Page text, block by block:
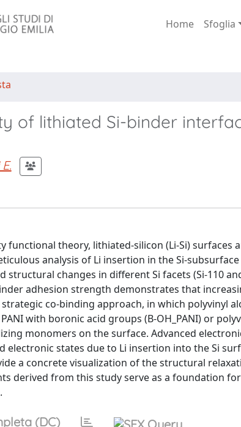
Home Sfoglia
of lithiated Si-binder
theory, lithiated-silicon (Li-Si) surfaces
analysis of Li insertion in the Si-
changes in different Si facets (Si-110
adhesion strength demonstrates that
co-binding approach, in which polyvinyl
with boronic acid groups (B-OH_PANI) or
monomers on the surface. Advanced
states due to Li insertion into the Si
a concrete visualization of the structural
derived from this study serve as a foundation
(DC)